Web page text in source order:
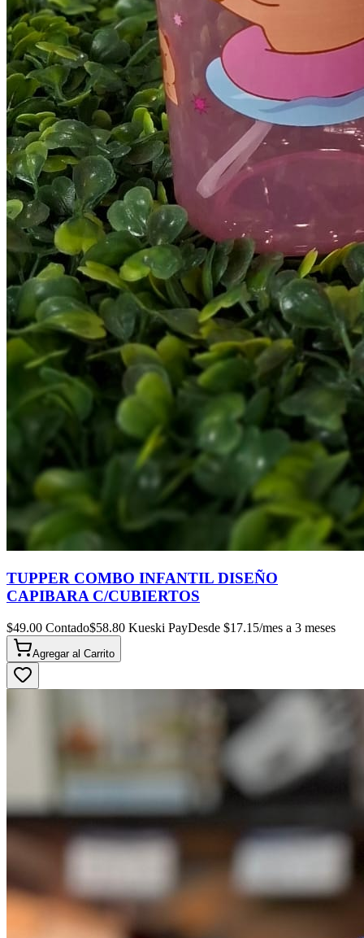
TUPPER COMBO INFANTIL DISEÑO
CAPIBARA C/CUBIERTOS
$49.00 Contado$58.80 Kueski PayDesde $17.15/mes a 3 meses
Agregar al Carrito